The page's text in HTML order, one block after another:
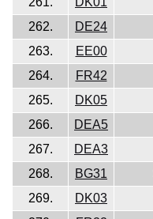
262.
DE24
263.
EE00
264.
FR42
265.
DK05
266.
DEA5
267.
DEA3
268.
BG31
269.
DK03